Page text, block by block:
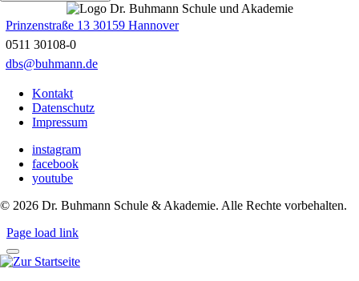
Prinzenstraße 13 30159 Hannover
0511 30108-0
dbs@buhmann.de
Kontakt
Datenschutz
Impressum
instagram
facebook
youtube
© 2026 Dr. Buhmann Schule & Akademie. Alle Rechte vorbehalten.
Page load link